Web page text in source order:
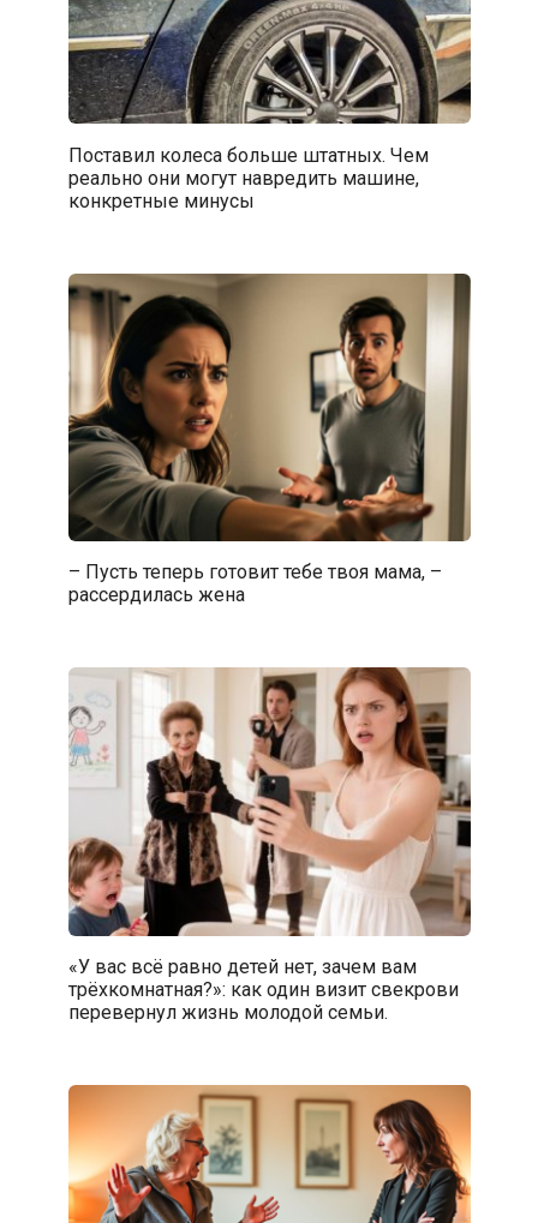
Поставил колеса больше штатных. Чем
реально они могут навредить машине,
конкретные минусы
– Пусть теперь готовит тебе твоя мама, –
рассердилась жена
«У вас всё равно детей нет, зачем вам
трёхкомнатная?»: как один визит свекрови
перевернул жизнь молодой семьи.